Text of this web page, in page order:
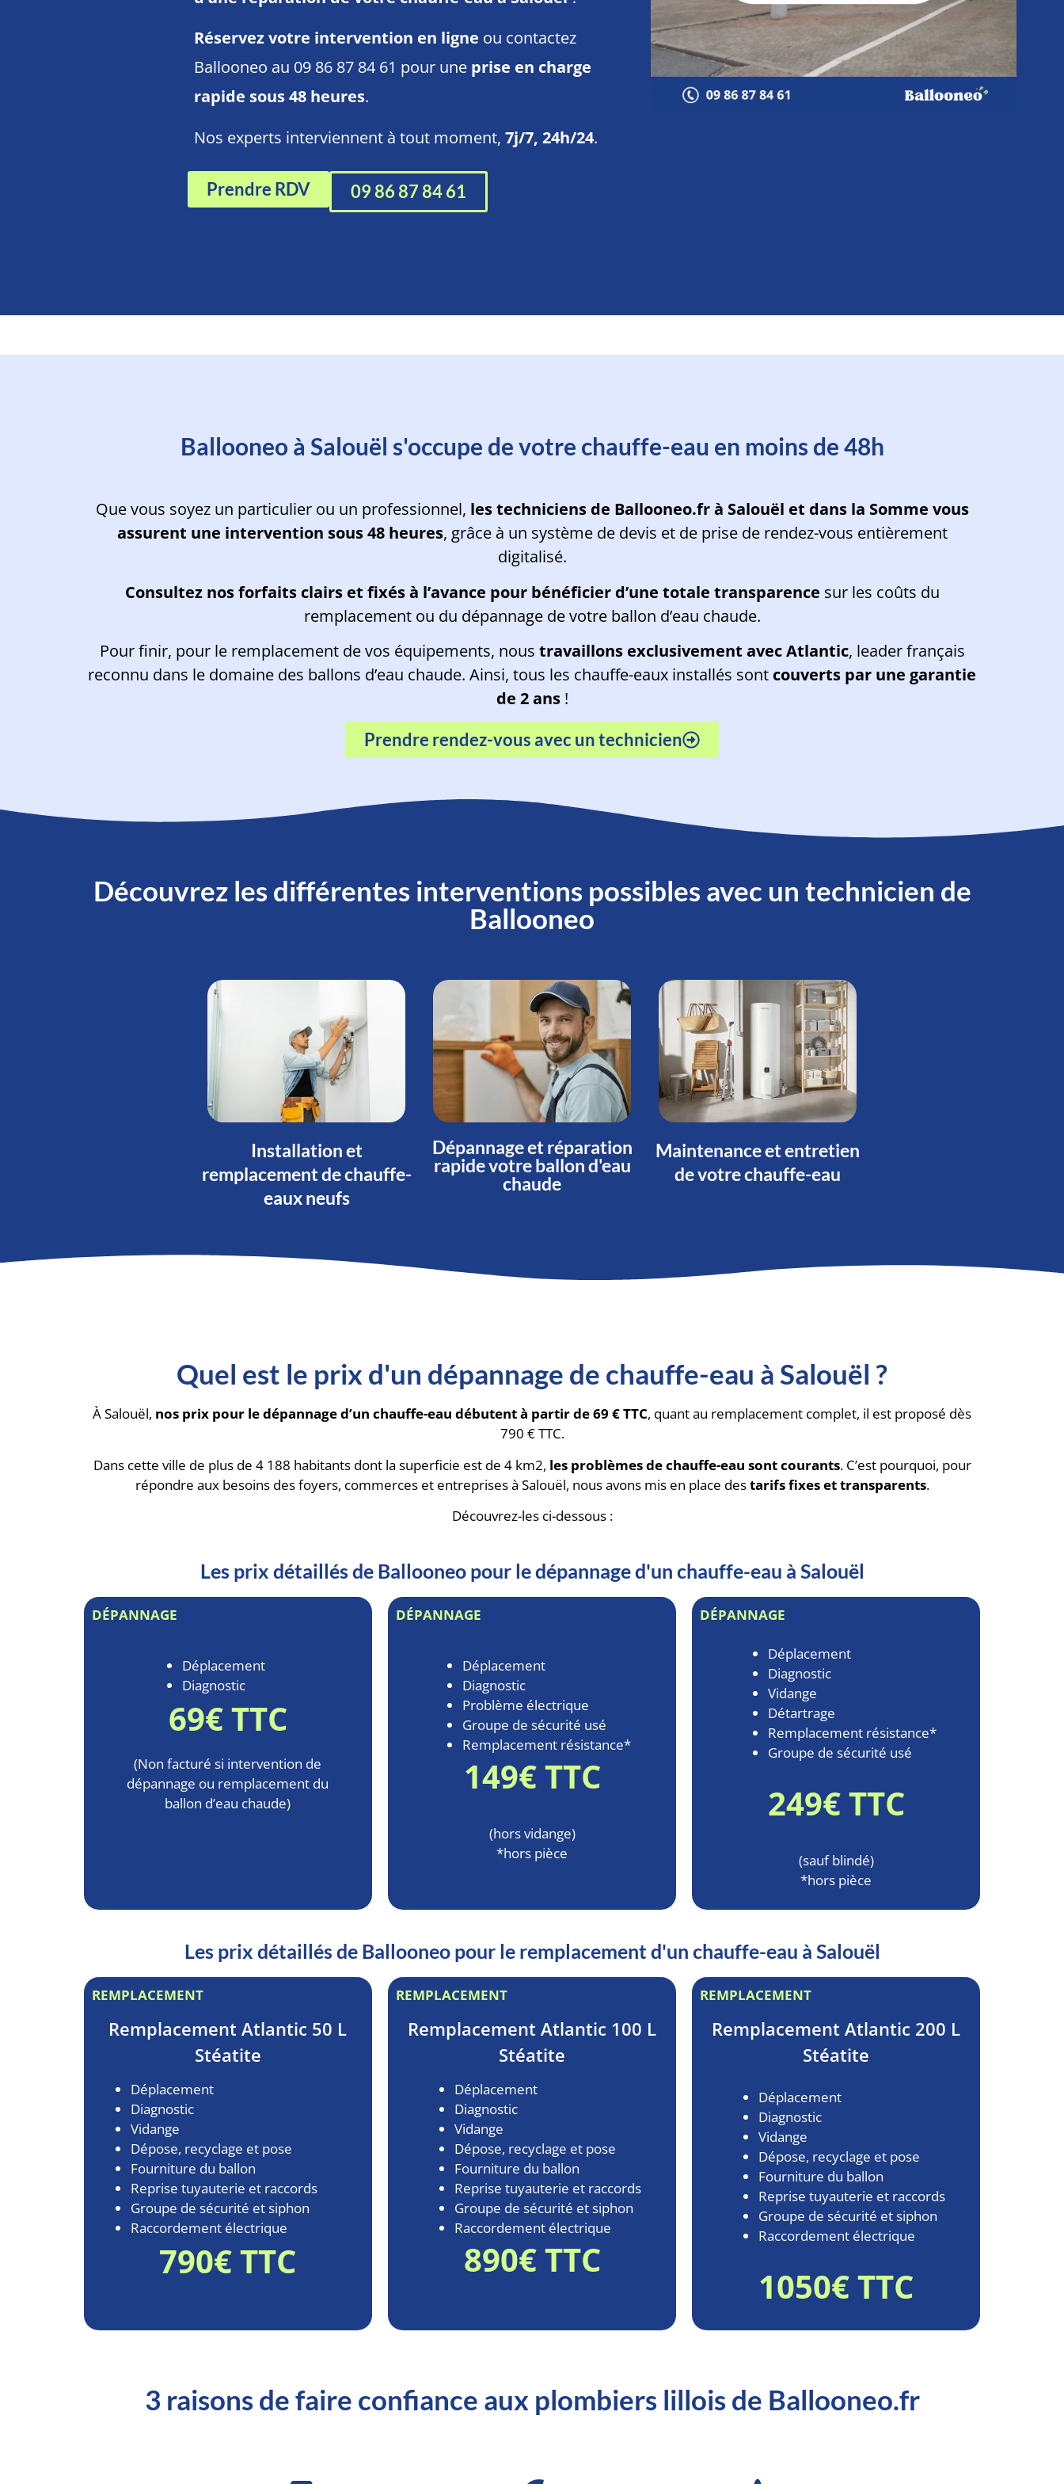
Réservez votre intervention en ligne ou contactez
Ballooneo au 09 86 87 84 61 pour une prise en charge
rapide sous 48 heures.
Nos experts interviennent à tout moment, 7j/7, 24h/24.
Prendre RDV 09 86 87 84 61
Ballooneo à Salouël s'occupe de votre chauffe-eau en moins de 48h
Que vous soyez un particulier ou un professionnel, les techniciens de Ballooneo.fr à Salouël et dans la Somme vous
assurent une intervention sous 48 heures, grâce à un système de devis et de prise de rendez-vous entièrement
digitalisé.
Consultez nos forfaits clairs et fixés à l’avance pour bénéficier d’une totale transparence sur les coûts du
remplacement ou du dépannage de votre ballon d’eau chaude.
Pour finir, pour le remplacement de vos équipements, nous travaillons exclusivement avec Atlantic, leader français
reconnu dans le domaine des ballons d’eau chaude. Ainsi, tous les chauffe-eaux installés sont couverts par une garantie
de 2 ans!
Prendre rendez-vous avec un technicien
Découvrez les différentes interventions possibles avec un technicien de
Ballooneo
Installation et
remplacement de chauffe-
eaux neufs
Dépannage et réparation
rapide votre ballon d'eau
chaude
Maintenance et entretien
de votre chauffe-eau
Quel est le prix d'un dépannage de chauffe-eau à Salouël ?
À Salouël, nos prix pour le dépannage d’un chauffe-eau débutent à partir de 69 € TTC, quant au remplacement complet, il est proposé dès
790 € TTC.
Dans cette ville de plus de 4 188 habitants dont la superficie est de 4 km2, les problèmes de chauffe-eau sont courants. C’est pourquoi, pour
répondre aux besoins des foyers, commerces et entreprises à Salouël, nous avons mis en place destarifs fixes et transparents.
Découvrez-les ci-dessous :
Les prix détaillés de Ballooneo pour le dépannage d'un chauffe-eau à Salouël
DÉPANNAGE
Déplacement
Diagnostic
69€ TTC
(Non facturé si intervention de
dépannage ou remplacement du
ballon d’eau chaude)
DÉPANNAGE
Déplacement
Diagnostic
Problème électrique
Groupe de sécurité usé
Remplacement résistance*
149€ TTC
(hors vidange)
*hors pièce
DÉPANNAGE
Déplacement
Diagnostic
Vidange
Détartrage
Remplacement résistance*
Groupe de sécurité usé
249€ TTC
(sauf blindé)
*hors pièce
Les prix détaillés de Ballooneo pour le remplacement d'un chauffe-eau à Salouël
REMPLACEMENT
RemplacementAtlantic 50 L
Stéatite
Déplacement
Diagnostic
Vidange
Dépose, recyclage et pose
Fourniture du ballon
Reprise tuyauterie et raccords
Groupe de sécurité et siphon
Raccordement électrique
790€ TTC
REMPLACEMENT
Remplacement Atlantic 100 L
Stéatite
Déplacement
Diagnostic
Vidange
Dépose, recyclage et pose
Fourniture du ballon
Reprise tuyauterie et raccords
Groupe de sécurité et siphon
Raccordement électrique
890€ TTC
REMPLACEMENT
RemplacementAtlantic 200 L
Stéatite
Déplacement
Diagnostic
Vidange
Dépose, recyclage et pose
Fourniture du ballon
Reprise tuyauterie et raccords
Groupe de sécurité et siphon
Raccordement électrique
1050€ TTC
3 raisons de faire confiance aux plombiers lillois de Ballooneo.fr